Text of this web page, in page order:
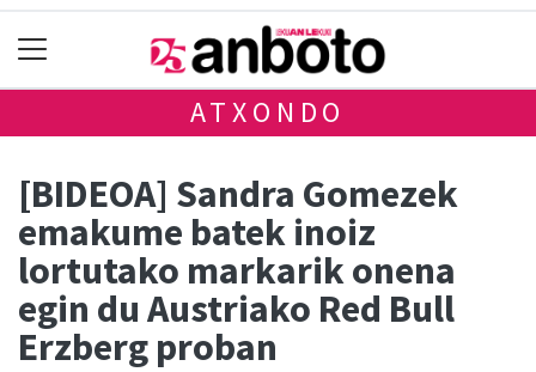
ATXONDO
[BIDEOA] Sandra Gomezek
emakume batek inoiz
lortutako markarik onena
egin du Austriako Red Bull
Erzberg proban